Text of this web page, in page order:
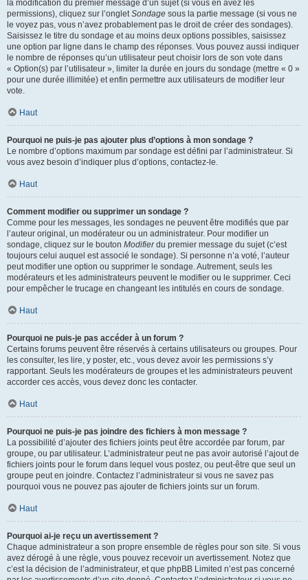
la modification du premier message d’un sujet (si vous en avez les
permissions), cliquez sur l’ongletSondage sous la partie message (si vous ne
le voyez pas, vous n’avez probablement pas le droit de créer des sondages).
Saisissez le titre du sondage et au moins deux options possibles, saisissez
une option par ligne dans le champ des réponses. Vous pouvez aussi indiquer
le nombre de réponses qu’un utilisateur peut choisir lors de son vote dans
« Option(s) par l’utilisateur », limiter la durée en jours du sondage (mettre « 0 »
pour une durée illimitée) et enfin permettre aux utilisateurs de modifier leur
vote.
Haut
Pourquoi ne puis-je pas ajouter plus d’options à mon sondage ?
Le nombre d’options maximum par sondage est défini par l’administrateur. Si
vous avez besoin d’indiquer plus d’options, contactez-le.
Haut
Comment modifier ou supprimer un sondage ?
Comme pour les messages, les sondages ne peuvent être modifiés que par
l’auteur original, un modérateur ou un administrateur. Pour modifier un
sondage, cliquez sur le bouton Modifierdu premier message du sujet (c’est
toujours celui auquel est associé le sondage). Si personne n’a voté, l’auteur
peut modifier une option ou supprimer le sondage. Autrement, seuls les
modérateurs et les administrateurs peuvent le modifier ou le supprimer. Ceci
pour empêcher le trucage en changeant les intitulés en cours de sondage.
Haut
Pourquoi ne puis-je pas accéder à un forum ?
Certains forums peuvent être réservés à certains utilisateurs ou groupes. Pour
les consulter, les lire, y poster, etc., vous devez avoir les permissions s’y
rapportant. Seuls les modérateurs de groupes et les administrateurs peuvent
accorder ces accès, vous devez donc les contacter.
Haut
Pourquoi ne puis-je pas joindre des fichiers à mon message ?
La possibilité d’ajouter des fichiers joints peut être accordée par forum, par
groupe, ou par utilisateur. L’administrateur peut ne pas avoir autorisé l’ajout de
fichiers joints pour le forum dans lequel vous postez, ou peut-être que seul un
groupe peut en joindre. Contactez l’administrateur si vous ne savez pas
pourquoi vous ne pouvez pas ajouter de fichiers joints sur un forum.
Haut
Pourquoi ai-je reçu un avertissement ?
Chaque administrateur a son propre ensemble de règles pour son site. Si vous
avez dérogé à une règle, vous pouvez recevoir un avertissement. Notez que
c’est la décision de l’administrateur, et que phpBB Limited n’est pas concerné